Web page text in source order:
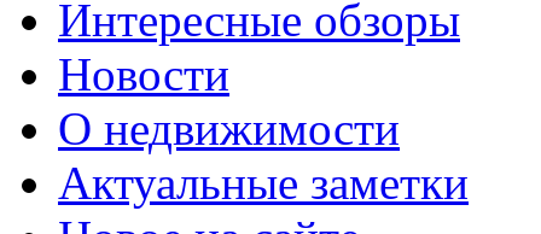
Интересные обзоры
Новости
О недвижимости
Актуальные заметки